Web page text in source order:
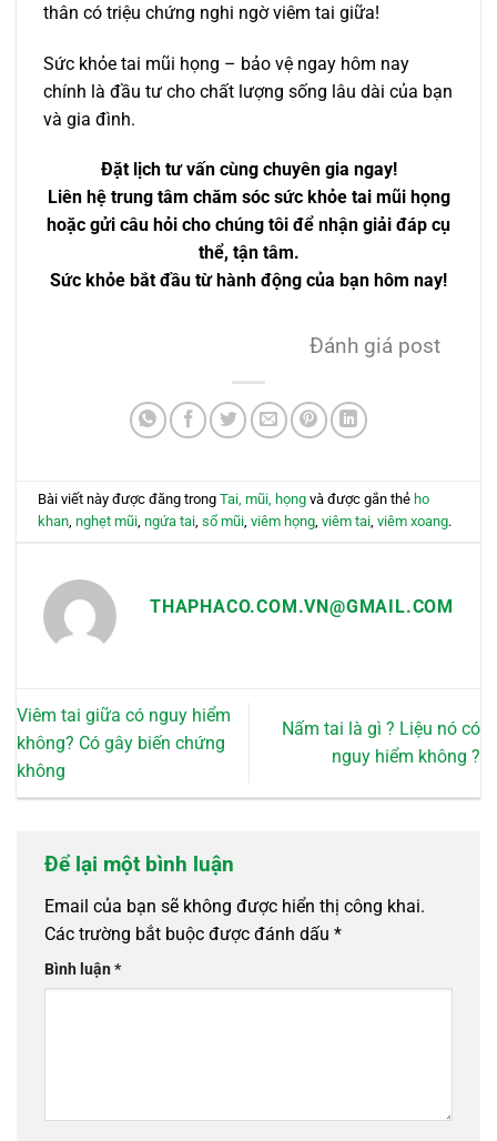
thân có triệu chứng nghi ngờ viêm tai giữa!
Sức khỏe tai mũi họng – bảo vệ ngay hôm nay
chính là đầu tư cho chất lượng sống lâu dài của bạn
và gia đình.
Đặt lịch tư vấn cùng chuyên gia ngay!
Liên hệ trung tâm chăm sóc sức khỏe tai mũi họng
hoặc gửi câu hỏi cho chúng tôi để nhận giải đáp cụ
thể, tận tâm.
Sức khỏe bắt đầu từ hành động của bạn hôm nay!
Đánh giá post
Bài viết này được đăng trongTai, mũi, họng và được gắn thẻ ho
khan ,nghẹt mũi ,ngứa tai ,sổ mũi ,viêm họng ,viêm tai ,viêm xoang.
THAPHACO.COM.VN@GMAIL.COM
Viêm tai giữa có nguy hiểm
không? Có gây biến chứng
không
Nấm tai là gì ? Liệu nó có
nguy hiểm không ?
Để lại một bình luận
Email của bạn sẽ không được hiển thị công khai.
Các trường bắt buộc được đánh dấu *
Bình luận*